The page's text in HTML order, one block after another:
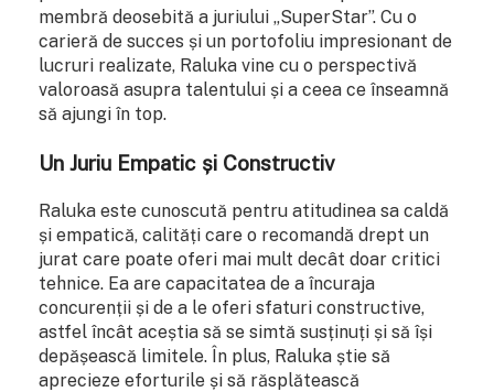
membră deosebită a juriului „SuperStar”. Cu o
carieră de succes și un portofoliu impresionant de
lucruri realizate, Raluka vine cu o perspectivă
valoroasă asupra talentului și a ceea ce înseamnă
să ajungi în top.
Un Juriu Empatic și Constructiv
Raluka este cunoscută pentru atitudinea sa caldă
și empatică, calități care o recomandă drept un
jurat care poate oferi mai mult decât doar critici
tehnice. Ea are capacitatea de a încuraja
concurenții și de a le oferi sfaturi constructive,
astfel încât aceștia să se simtă susținuți și să își
depășească limitele. În plus, Raluka știe să
aprecieze eforturile și să răsplătească